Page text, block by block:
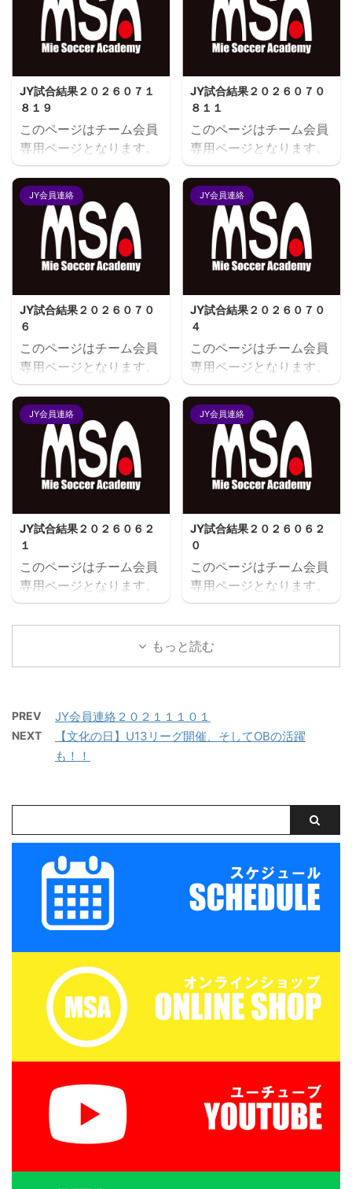
JY試合結果２０２６０７１
８１９
このページはチーム会員
専用ページとなります。
閲覧にはユーザー名とパ
スワードにてログインが
必要となります。既存ユ
ーザのログインユーザー
名またはメールアドレス
パスワード ログイン状態
JY試合結果２０２６０７０
８１１
このページはチーム会員
専用ページとなります。
閲覧にはユーザー名とパ
スワードにてログインが
必要となります。既存ユ
ーザのログインユーザー
名またはメールアドレス
パスワード ログイン状態
JY会員連絡
JY試合結果２０２６０７０
６
このページはチーム会員
専用ページとなります。
閲覧にはユーザー名とパ
スワードにてログインが
必要となります。既存ユ
ーザのログインユーザー
名またはメールアドレス
パスワード ログイン状態
JY会員連絡
JY試合結果２０２６０７０
４
このページはチーム会員
専用ページとなります。
閲覧にはユーザー名とパ
スワードにてログインが
必要となります。既存ユ
ーザのログインユーザー
名またはメールアドレス
パスワード ログイン状態
JY会員連絡
JY試合結果２０２６０６２
１
このページはチーム会員
専用ページとなります。
閲覧にはユーザー名とパ
スワードにてログインが
必要となります。既存ユ
を保存する
JY会員連絡
JY試合結果２０２６０６２
０
このページはチーム会員
専用ページとなります。
閲覧にはユーザー名とパ
スワードにてログインが
必要となります。既存ユ
を保存する
もっと読む
PREV JY会員連絡２０２１１１０１
NEXT
【文化の日】U13リーグ開催、そしてOBの活躍
も！！